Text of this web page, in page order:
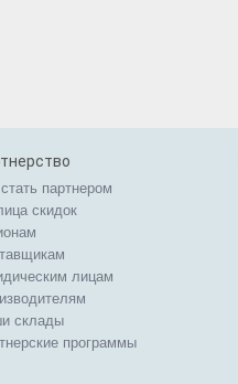
партнером
скидок
лицам
склады
программы